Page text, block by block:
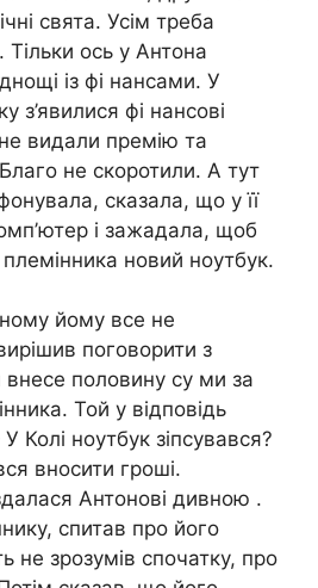
свята. Усім треба
ось у Антона
із фі нансами. У
з’явилися фі нансові
видали премію та
не скоротили. А тут
сказала, що у її
і зажадала, щоб
новий ноутбук.
йому все не
поговорити з
половину су ми за
Той у відповідь
Колі ноутбук зіпсувався?
вносити гроші.
Антонові дивною .
спитав про його
не зрозумів спочатку, про